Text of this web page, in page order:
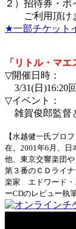
２）招待券・
ご利用頂けま
★一部チケット
「リトル・マ
▽開催日時：
3/31(日)16:20
▽イベント：
雑賀俊郎監督
【水越健一氏プロ
在。2001年6月、
他、東京交響楽団
第３番のＣＤライ
楽家 エドワード・
ーCDのレビュー執筆